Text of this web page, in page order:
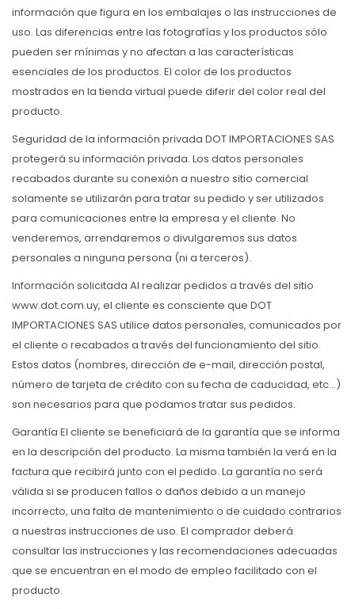
información que figura en los embalajes o las instrucciones de
uso. Las diferencias entre las fotografías y los productos sólo
pueden ser mínimas y no afectan a las características
esenciales de los productos. El color de los productos
mostrados en la tienda virtual puede diferir del color real del
producto.
Seguridad de la información privada DOT IMPORTACIONES SAS
protegerá su información privada. Los datos personales
recabados durante su conexión a nuestro sitio comercial
solamente se utilizarán para tratar su pedido y ser utilizados
para comunicaciones entre la empresa y el cliente. No
venderemos, arrendaremos o divulgaremos sus datos
personales a ninguna persona (ni a terceros).
Información solicitada Al realizar pedidos a través del sitio
www.dot.com.uy, el cliente es consciente que DOT
IMPORTACIONES SAS utilice datos personales, comunicados por
el cliente o recabados a través del funcionamiento del sitio.
Estos datos (nombres, dirección de e-mail, dirección postal,
número de tarjeta de crédito con su fecha de caducidad, etc…)
son necesarios para que podamos tratar sus pedidos.
Garantía El cliente se beneficiará de la garantía que se informa
en la descripción del producto. La misma también la verá en la
factura que recibirá junto con el pedido. La garantía no será
válida si se producen fallos o daños debido a un manejo
incorrecto, una falta de mantenimiento o de cuidado contrarios
a nuestras instrucciones de uso. El comprador deberá
consultar las instrucciones y las recomendaciones adecuadas
que se encuentran en el modo de empleo facilitado con el
producto.